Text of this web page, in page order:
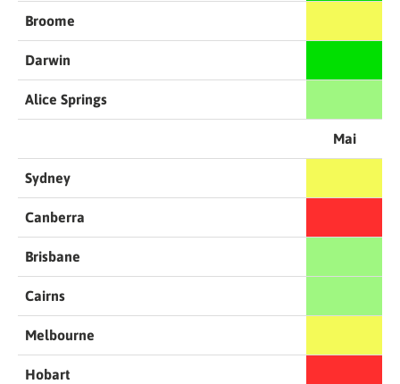
Broome
Darwin
Alice Springs
Mai
Sydney
Canberra
Brisbane
Cairns
Melbourne
Hobart